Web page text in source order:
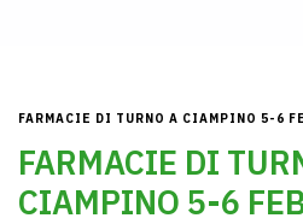
FARMACIE DI TURNO A CIAMPINO 5-6
FARMACIE DI
CIAMPINO 5-6